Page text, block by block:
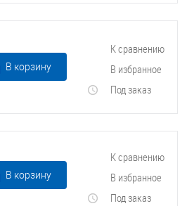
В корзину
К сравнению
В избранное
Под заказ
В корзину
К сравнению
В избранное
Под заказ